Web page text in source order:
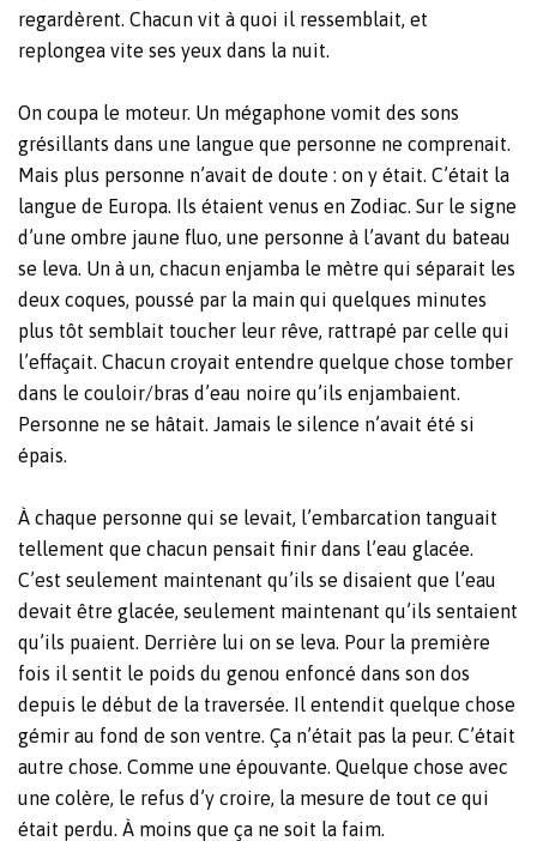
regardèrent. Chacun vit à quoi il ressemblait, et
replongea vite ses yeux dans la nuit.
On coupa le moteur. Un mégaphone vomit des sons
grésillants dans une langue que personne ne comprenait.
Mais plus personne n’avait de doute : on y était. C’était la
langue de Europa. Ils étaient venus en Zodiac. Sur le signe
d’une ombre jaune fluo, une personne à l’avant du bateau
se leva. Un à un, chacun enjamba le mètre qui séparait les
deux coques, poussé par la main qui quelques minutes
plus tôt semblait toucher leur rêve, rattrapé par celle qui
l’effaçait. Chacun croyait entendre quelque chose tomber
dans le couloir/bras d’eau noire qu’ils enjambaient.
Personne ne se hâtait. Jamais le silence n’avait été si
épais.
À chaque personne qui se levait, l’embarcation tanguait
tellement que chacun pensait finir dans l’eau glacée.
C’est seulement maintenant qu’ils se disaient que l’eau
devait être glacée, seulement maintenant qu’ils sentaient
qu’ils puaient. Derrière lui on se leva. Pour la première
fois il sentit le poids du genou enfoncé dans son dos
depuis le début de la traversée. Il entendit quelque chose
gémir au fond de son ventre. Ça n’était pas la peur. C’était
autre chose. Comme une épouvante. Quelque chose avec
une colère, le refus d’y croire, la mesure de tout ce qui
était perdu. À moins que ça ne soit la faim.